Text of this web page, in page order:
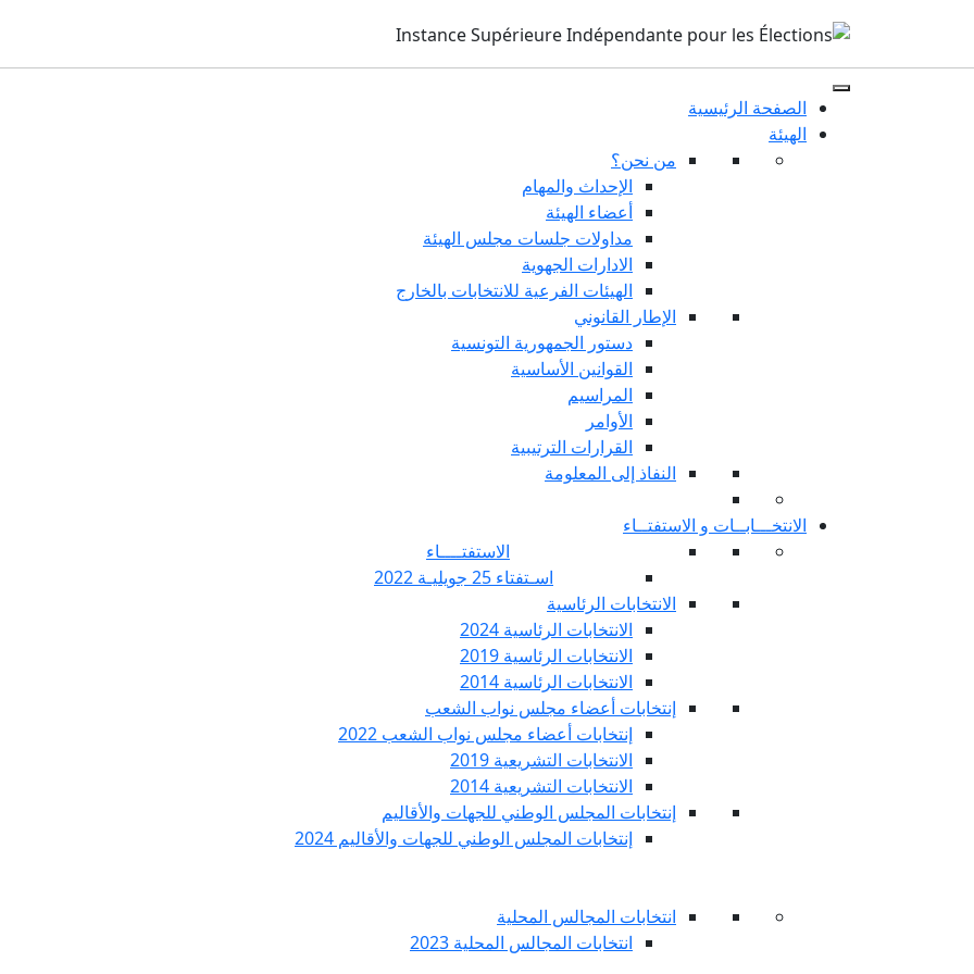
الصفحة الرئيسية
الهيئة
من نحن؟
الإحداث والمهام
أعضاء الهيئة
مداولات جلسات مجلس الهيئة
الادارات الجهوية
الهيئات الفرعية للانتخابات بالخارج
الإطار القانوني
دستور الجمهورية التونسية
القوانين الأساسية
المراسيم
الأوامر
القرارات الترتيبية
النفاذ إلى المعلومة
الانتخـــابــات و الاستفتــاء
الاستفتــــاء
اسـتفتاء 25 جويليـة 2022
الانتخابات الرئاسية
الانتخابات الرئاسية 2024
الانتخابات الرئاسية 2019
الانتخابات الرئاسية 2014
إنتخابات أعضاء مجلس نواب الشعب
إنتخابات أعضاء مجلس نواب الشعب 2022
الانتخابات التشريعية 2019
الانتخابات التشريعية 2014
إنتخابات المجلس الوطني للجهات والأقاليم
إنتخابات المجلس الوطني للجهات والأقاليم 2024
انتخابات المجالس المحلية
انتخابات المجالس المحلية 2023